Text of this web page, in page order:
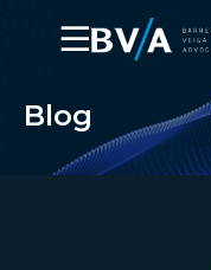
☰
Blog